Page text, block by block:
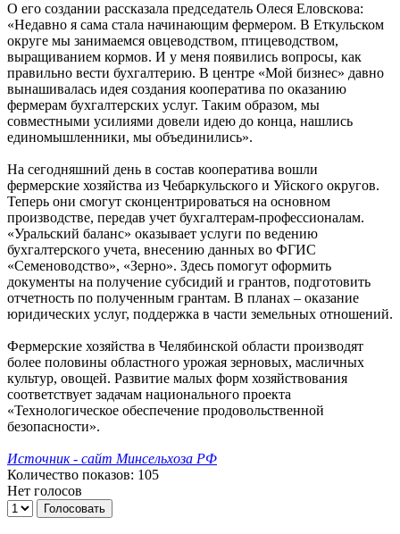
О его создании рассказала председатель Олеся Еловскова:
«Недавно я сама стала начинающим фермером. В Еткульском
округе мы занимаемся овцеводством, птицеводством,
выращиванием кормов. И у меня появились вопросы, как
правильно вести бухгалтерию. В центре «Мой бизнес» давно
вынашивалась идея создания кооператива по оказанию
фермерам бухгалтерских услуг. Таким образом, мы
совместными усилиями довели идею до конца, нашлись
единомышленники, мы объединились».
На сегодняшний день в состав кооператива вошли
фермерские хозяйства из Чебаркульского и Уйского округов.
Теперь они смогут сконцентрироваться на основном
производстве, передав учет бухгалтерам-профессионалам.
«Уральский баланс» оказывает услуги по ведению
бухгалтерского учета, внесению данных во ФГИС
«Семеноводство», «Зерно». Здесь помогут оформить
документы на получение субсидий и грантов, подготовить
отчетность по полученным грантам. В планах – оказание
юридических услуг, поддержка в части земельных отношений.
Фермерские хозяйства в Челябинской области производят
более половины областного урожая зерновых, масличных
культур, овощей. Развитие малых форм хозяйствования
соответствует задачам национального проекта
«Технологическое обеспечение продовольственной
безопасности».
Источник - сайт Минсельхоза РФ
Количество показов: 105
Нет голосов
Голосовать